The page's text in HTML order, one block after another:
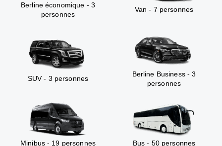
Berline économique - 3
personnes
Van - 7 personnes
SUV - 3 personnes
Berline Business - 3
personnes
Minibus - 19 personnes Bus - 50 personnes